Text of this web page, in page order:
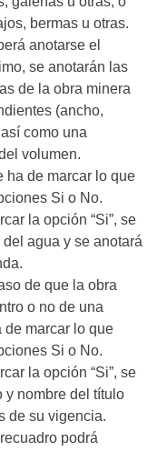
bermas u otras.
anotarse el
se anotarán las
de la obra minera
(ancho,
como una
volumen.
ha de marcar lo que
Si o No.
la opción “Si”, se
agua y se anotará
de que la obra
o no de una
de marcar lo que
Si o No.
la opción “Si”, se
y nombre del título
de su vigencia.
podrá